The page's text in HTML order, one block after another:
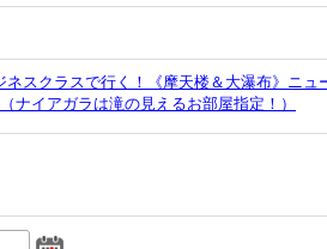
ネスクラスで行く！《摩天楼＆大瀑布》ニ
ナイアガラは滝の見えるお部屋指定！）